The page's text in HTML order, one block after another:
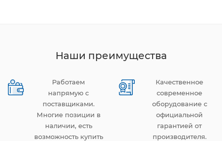
Наши преимущества
Работаем
напрямую с
поставщиками.
Многие позиции в
наличии, есть
возможность купить
Качественное
современное
оборудование с
официальной
гарантией от
производителя.